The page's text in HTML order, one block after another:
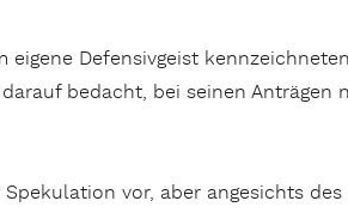
Defensivgeist
bedacht, bei seinen Anträgen
vor, aber angesichts des